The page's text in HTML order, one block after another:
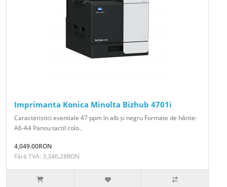
Imprimanta Konica Minolta Bizhub 4701i
Caracteristici esentiale 47 ppm în alb și negru Formate de hârtie:
A6-A4 Panou tactil colo..
4,049.00RON
Fără TVA: 3,346.28RON